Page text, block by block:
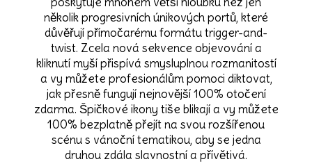
několik progresivních únikových portů, které
důvěřují přímočarému formátu trigger-and-
twist. Zcela nová sekvence objevování a
kliknutí myší přispívá smysluplnou rozmanitostí
a vy můžete profesionálům pomoci diktovat,
jak přesně fungují nejnovější 100% otočení
zdarma. Špičkové ikony tiše blikají a vy můžete
100% bezplatně přejít na svou rozšířenou
scénu s vánoční tematikou, aby se jedna
druhou zdála slavnostní a přívětivá.